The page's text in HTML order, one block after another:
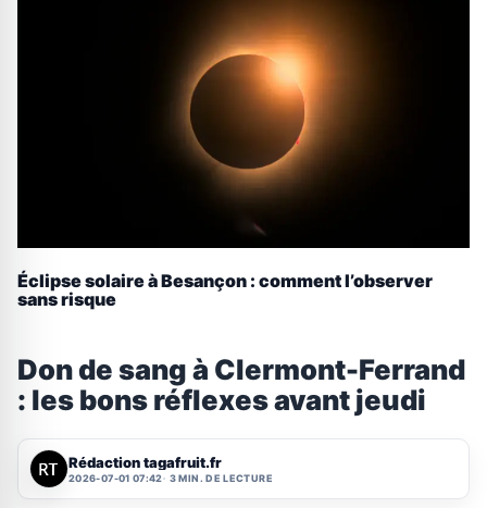
Éclipse solaire à Besançon : comment l’observer
sans risque
Don de sang à Clermont-Ferrand
: les bons réflexes avant jeudi
Rédaction tagafruit.fr
2026-07-01 07:42 3 MIN. DE LECTURE